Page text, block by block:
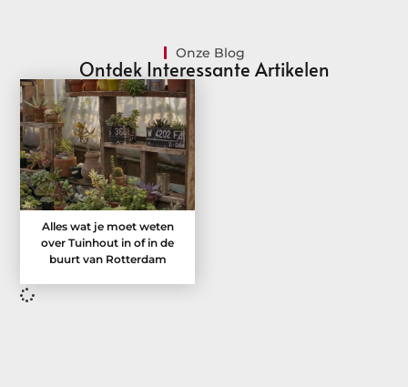
Onze Blog
Ontdek Interessante Artikelen
Alles wat je moet weten
over Tuinhout in of in de
buurt van Rotterdam